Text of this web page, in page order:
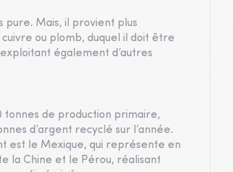
pure. Mais, il provient plus
ou plomb, duquel il doit être
également d’autres
tonnes de production primaire,
d’argent recyclé sur l’année.
est le Mexique, qui représente en
la Chine et le Pérou, réalisant